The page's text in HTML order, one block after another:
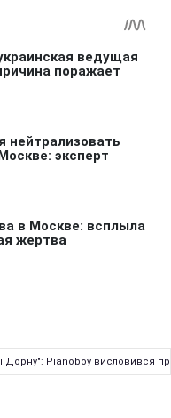
Дорну": Pianoboy висловився